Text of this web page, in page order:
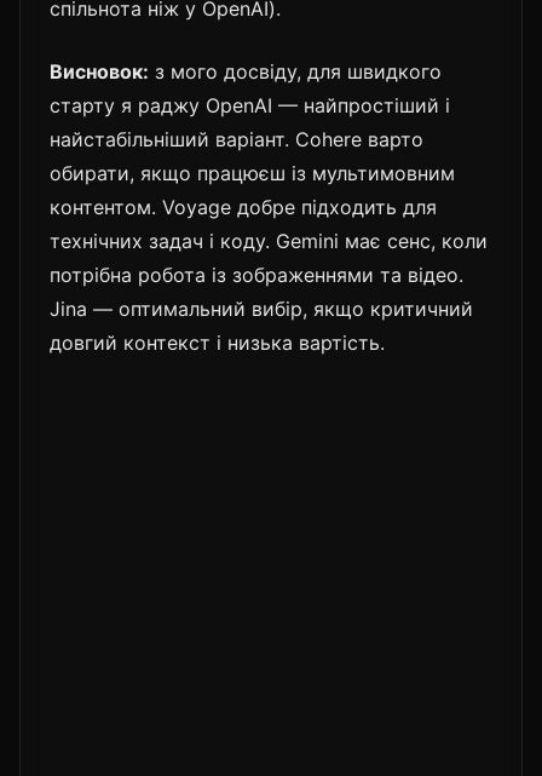
спільнота ніж у OpenAI).
Висновок: з мого досвіду, для швидкого
старту я раджу OpenAI — найпростіший і
найстабільніший варіант. Cohere варто
обирати, якщо працюєш із мультимовним
контентом. Voyage добре підходить для
технічних задач і коду. Gemini має сенс, коли
потрібна робота із зображеннями та відео.
Jina — оптимальний вибір, якщо критичний
довгий контекст і низька вартість.